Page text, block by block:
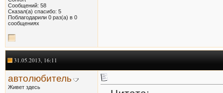
Сообщений: 58
Сказал(а) спасибо: 5
Поблагодарили 0 раз(а) в 0
сообщениях
31.05.2013, 16:11
автолюбитель
Живет здесь